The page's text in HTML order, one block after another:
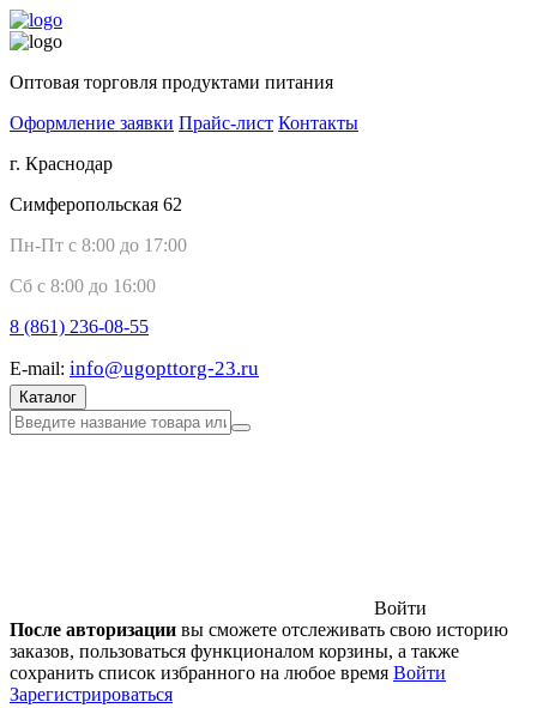
Оптовая торговля продуктами питания
Оформление заявки Прайс-лист Контакты
г. Краснодар
Симферопольская 62
Пн-Пт с 8:00 до 17:00
Сб с 8:00 до 16:00
8 (861) 236-08-55
E-mail: info@ugopttorg-23.ru
Каталог
Войти
После авторизации вы сможете отслеживать свою историю
заказов, пользоваться функционалом корзины, а также
сохранить список избранного на любое время Войти
Зарегистрироваться